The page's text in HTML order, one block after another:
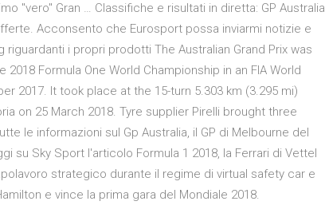
"vero" Gran … Classifiche e risultati in diretta: GP Australia
Acconsento che Eurosport possa inviarmi notizie e
i propri prodotti The Australian Grand Prix was
Formula One World Championship in an FIA World
2017. It took place at the 15-turn 5.303 km (3.295 mi)
on 25 March 2018. Tyre supplier Pirelli brought three
le informazioni sul Gp Australia, il GP di Melbourne del
su Sky Sport l'articolo Formula 1 2018, la Ferrari di Vettel
strategico durante il regime di virtual safety car e
e vince la prima gara del Mondiale 2018.